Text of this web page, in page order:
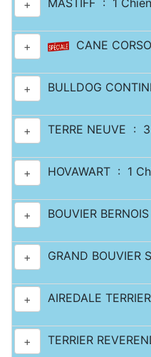
+ MASTIFF : 1
+ CANE
+ BULLDOG
+ TERRE NEUVE :
+ HOVAWART : 1
+ BOUVIER
+ GRAND BOUVIER
+ AIREDALE
+ TERRIER